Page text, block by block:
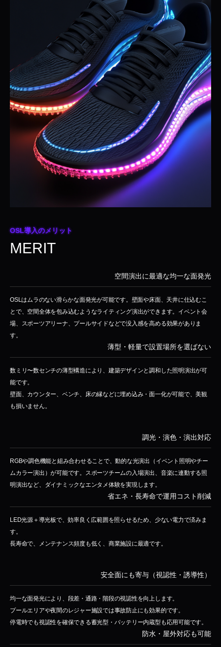
OSL導入のメリット
MERIT
空間演出に最適な均一な面発光
OSLはムラのない滑らかな面発光が可能です。壁面や床面、天井に仕込むこ
とで、空間全体を包み込むようなライティング演出ができます。イベント会
場、スポーツアリーナ、プールサイドなどで没入感を高める効果がありま
す。
薄型・軽量で設置場所を選ばない
数ミリ〜数センチの薄型構造により、建築デザインと調和した照明演出が可
能です。
壁面、カウンター、ベンチ、床の縁などに埋め込み・面一化が可能で、美観
も損いません。
調光・演色・演出対応
RGBや調色機能と組み合わせることで、動的な光演出（イベント照明やチー
ムカラー演出）が可能です。スポーツチームの入場演出、音楽に連動する照
明演出など、ダイナミックなエンタメ体験を実現します。
省エネ・長寿命で運用コスト削減
LED光源＋導光板で、効率良く広範囲を照らせるため、少ない電力で済みま
す。
長寿命で、メンテナンス頻度も低く、商業施設に最適です。
安全面にも寄与（視認性・誘導性）
均一な面発光により、段差・通路・階段の視認性を向上します。
プールエリアや夜間のレジャー施設では事故防止にも効果的です。
停電時でも視認性を確保できる蓄光型・バッテリー内蔵型も応用可能です。
防水・屋外対応も可能